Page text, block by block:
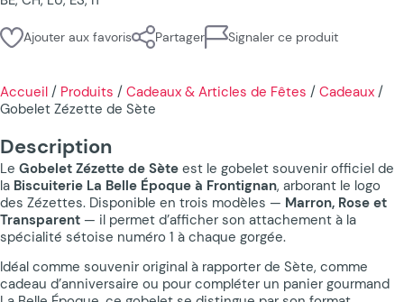
Ajouter aux favoris Partager Signaler ce produit
Accueil / Produits / Cadeaux & Articles de Fêtes / Cadeaux /
Gobelet Zézette de Sète
Description
Le Gobelet Zézette de Sète est le gobelet souvenir officiel de
la Biscuiterie La Belle Époque à Frontignan, arborant le logo
des Zézettes. Disponible en trois modèles — Marron, Rose et
Transparent — il permet d’afficher son attachement à la
spécialité sétoise numéro 1 à chaque gorgée.
Idéal comme souvenir original à rapporter de Sète, comme
cadeau d’anniversaire ou pour compléter un panier gourmand